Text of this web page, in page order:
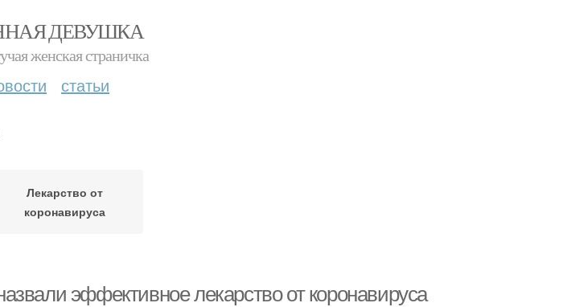
ДЕВУШКА
женская страничка
статьи
Лекарство от
коронавируса
эффективное лекарство от коронавируса